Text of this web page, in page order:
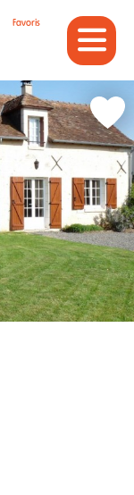
Favoris